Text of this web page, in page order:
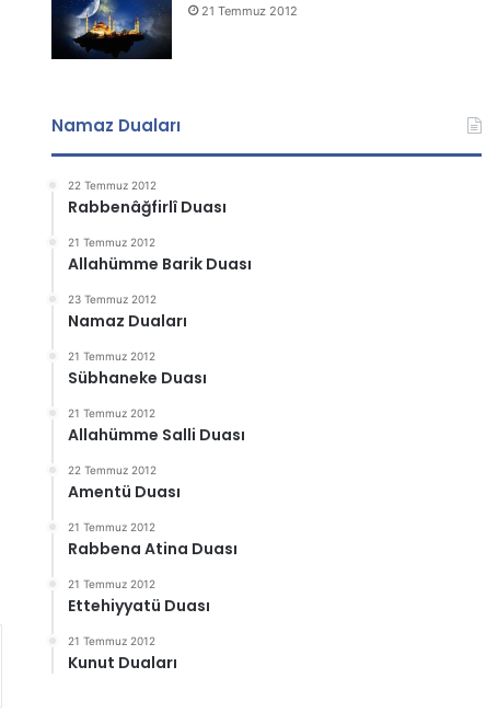
21 Temmuz 2012
Namaz Duaları
22 Temmuz 2012
Rabbenâğfirlî Duası
21 Temmuz 2012
Allahümme Barik Duası
23 Temmuz 2012
Namaz Duaları
21 Temmuz 2012
Sübhaneke Duası
21 Temmuz 2012
Allahümme Salli Duası
22 Temmuz 2012
Amentü Duası
21 Temmuz 2012
Rabbena Atina Duası
21 Temmuz 2012
Ettehiyyatü Duası
21 Temmuz 2012
Kunut Duaları